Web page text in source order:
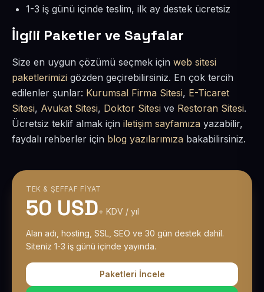
1-3 iş günü içinde teslim, ilk ay destek ücretsiz
İlgili Paketler ve Sayfalar
Size en uygun çözümü seçmek için web sitesi
paketlerimizi gözden geçirebilirsiniz. En çok tercih
edilenler şunlar: Kurumsal Firma Sitesi, E-Ticaret
Sitesi, Avukat Sitesi, Doktor Sitesi ve Restoran Sitesi.
Ücretsiz teklif almak için iletişim sayfamıza yazabilir,
faydalı rehberler için blog yazılarımıza bakabilirsiniz.
TEK & ŞEFFAF FIYAT
50 USD+ KDV / yıl
Alan adı, hosting, SSL, SEO ve 30 gün destek dahil.
Siteniz 1-3 iş günü içinde yayında.
Paketleri İncele